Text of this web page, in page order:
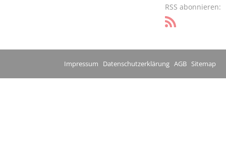
RSS abonnieren:
Impressum Datenschutzerklärung AGB Sitemap